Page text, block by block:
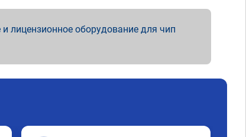
лицензионное оборудование для чип